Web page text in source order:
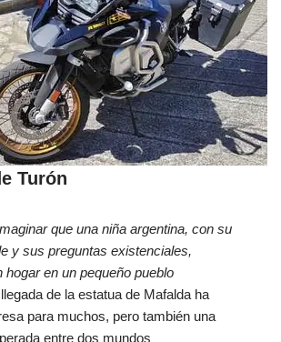
Turón
que una niña argentina, con su
y sus preguntas existenciales,
hogar en un pequeño pueblo
de la estatua de Mafalda ha
para muchos, pero también una
entre dos mundos